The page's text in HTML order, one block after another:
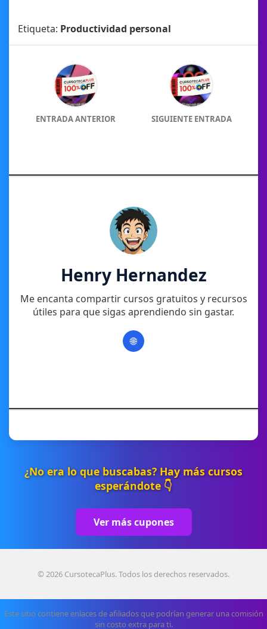
Etiqueta: Productividad personal
ENTRADA ANTERIOR SIGUIENTE ENTRADA
Henry Hernandez
Me encanta compartir cursos gratuitos y recursos
útiles para que sigas aprendiendo sin gastar.
🌐
¿No era lo que buscabas? Hay más cursos
esperándote 👇
Ver más cupones
© 2026 CursotecaPlus. Todos los derechos reservados.
Este sitio contiene enlaces de afiliados que podrían generar una comisión
sin costo extra para ti.